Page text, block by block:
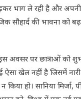
भाग ले रही है और अपनी
सौहार्द की भावना को
अवसर पर छात्राओं को
ऐसा खेल नहीं है जिसमें
हो। सानिया मिर्जा,